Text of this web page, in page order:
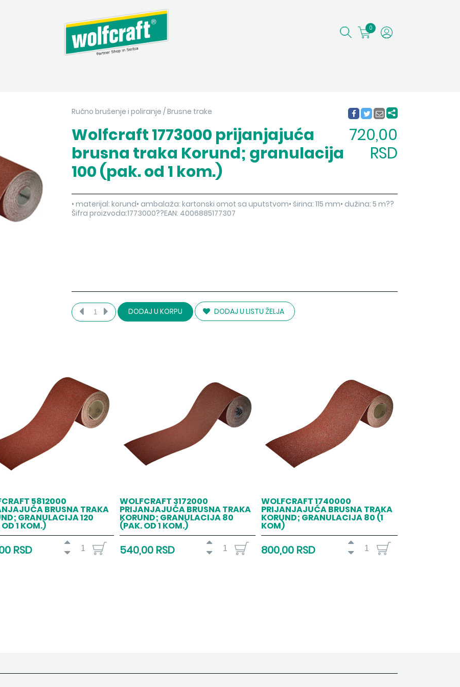
0
Ručno brušenje i poliranje /Brusne trake
Wolfcraft 1773000 prijanjajuća
brusna traka Korund; granulacija
100 (pak. od 1 kom.)
720,00
RSD
• materijal: korund• ambalaža: kartonski omot sa uputstvom• širina: 115 mm• dužina: 5 m??
Šifra proizvoda:1773000??EAN: 4006885177307
DODAJ U KORPU DODAJ U LISTU ŽELJA
5812000
BRUSNA TRAKA
GRANULACIJA 120
1 KOM.)
RSD
WOLFCRAFT 3172000
PRIJANJAJUĆA BRUSNA TRAKA
KORUND; GRANULACIJA 80
(PAK. OD 1 KOM.)
540,00 RSD
WOLFCRAFT 1740000
PRIJANJAJUĆA BRUSNA TRAKA
KORUND; GRANULACIJA 80 (1
KOM)
800,00 RSD